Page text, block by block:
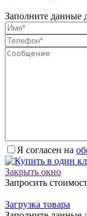
Заполните данные
Я согласен на
Закрыть окно
Запросить
Загрузка товара